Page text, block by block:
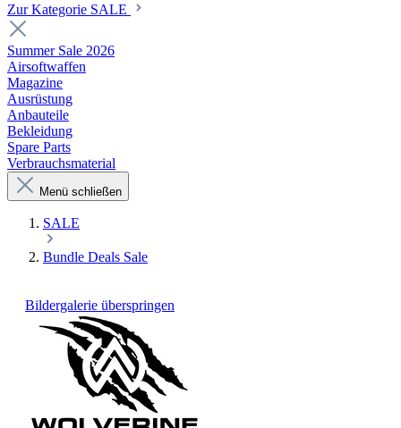
Zur Kategorie SALE
Summer Sale 2026
Airsoftwaffen
Magazine
Ausrüstung
Anbauteile
Bekleidung
Spare Parts
Verbrauchsmaterial
Menü schließen
SALE
Bundle Deals Sale
Bildergalerie überspringen